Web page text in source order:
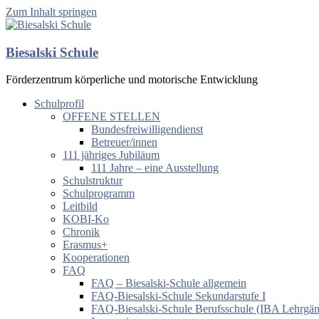
Zum Inhalt springen
Biesalski Schule
Förderzentrum körperliche und motorische Entwicklung
Schulprofil
OFFENE STELLEN
Bundesfreiwilligendienst
Betreuer/innen
111 jähriges Jubiläum
111 Jahre – eine Ausstellung
Schulstruktur
Schulprogramm
Leitbild
KOBI-Ko
Chronik
Erasmus+
Kooperationen
FAQ
FAQ – Biesalski-Schule allgemein
FAQ-Biesalski-Schule Sekundarstufe I
FAQ-Biesalski-Schule Berufsschule (IBA